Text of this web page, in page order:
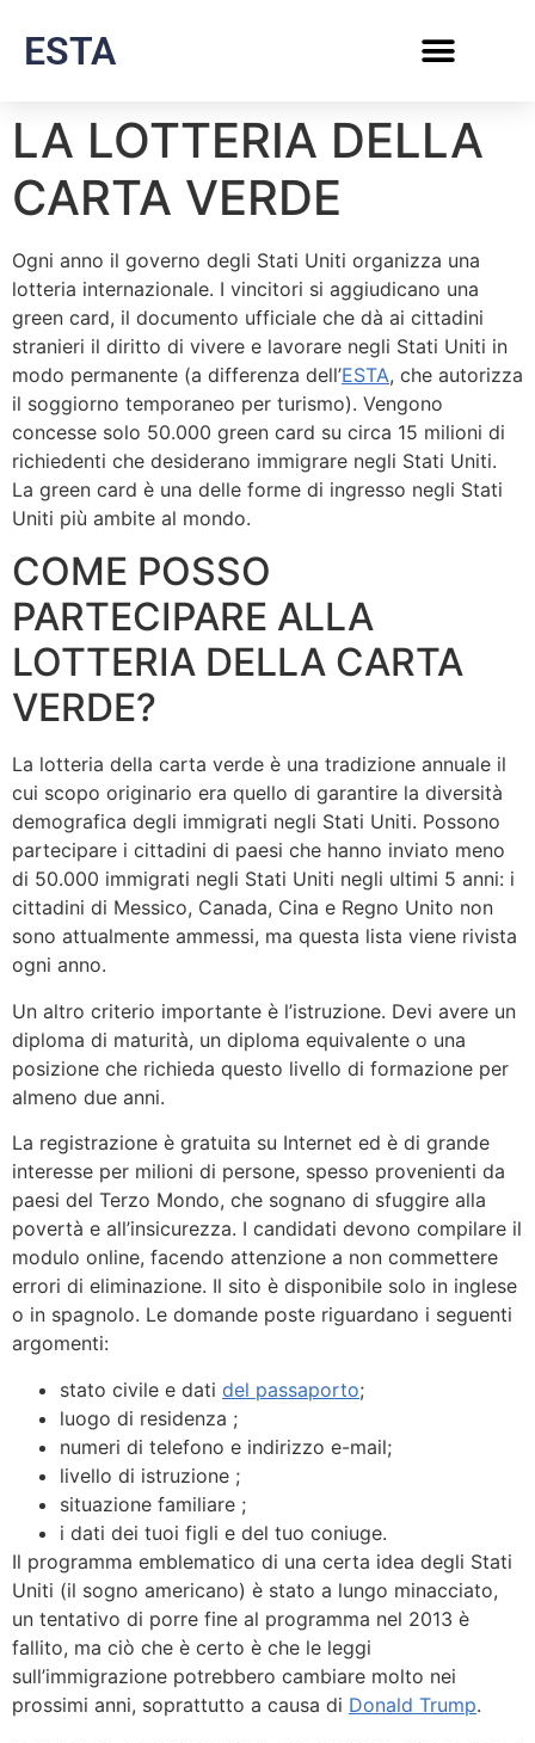
ESTA
LA LOTTERIA DELLA
CARTA VERDE
Ogni anno il governo degli Stati Uniti organizza una
lotteria internazionale. I vincitori si aggiudicano una
green card, il documento ufficiale che dà ai cittadini
stranieri il diritto di vivere e lavorare negli Stati Uniti in
modo permanente (a differenza dell’ESTA, che autorizza
il soggiorno temporaneo per turismo). Vengono
concesse solo 50.000 green card su circa 15 milioni di
richiedenti che desiderano immigrare negli Stati Uniti.
La green card è una delle forme di ingresso negli Stati
Uniti più ambite al mondo.
COME POSSO
PARTECIPARE ALLA
LOTTERIA DELLA CARTA
VERDE?
La lotteria della carta verde è una tradizione annuale il
cui scopo originario era quello di garantire la diversità
demografica degli immigrati negli Stati Uniti. Possono
partecipare i cittadini di paesi che hanno inviato meno
di 50.000 immigrati negli Stati Uniti negli ultimi 5 anni: i
cittadini di Messico, Canada, Cina e Regno Unito non
sono attualmente ammessi, ma questa lista viene rivista
ogni anno.
Un altro criterio importante è l’istruzione. Devi avere un
diploma di maturità, un diploma equivalente o una
posizione che richieda questo livello di formazione per
almeno due anni.
La registrazione è gratuita su Internet ed è di grande
interesse per milioni di persone, spesso provenienti da
paesi del Terzo Mondo, che sognano di sfuggire alla
povertà e all’insicurezza. I candidati devono compilare il
modulo online, facendo attenzione a non commettere
errori di eliminazione. Il sito è disponibile solo in inglese
o in spagnolo. Le domande poste riguardano i seguenti
argomenti:
stato civile e dati del passaporto;
luogo di residenza ;
numeri di telefono e indirizzo e-mail;
livello di istruzione ;
situazione familiare ;
i dati dei tuoi figli e del tuo coniuge.
Il programma emblematico di una certa idea degli Stati
Uniti (il sogno americano) è stato a lungo minacciato,
un tentativo di porre fine al programma nel 2013 è
fallito, ma ciò che è certo è che le leggi
sull’immigrazione potrebbero cambiare molto nei
prossimi anni, soprattutto a causa di Donald Trump.